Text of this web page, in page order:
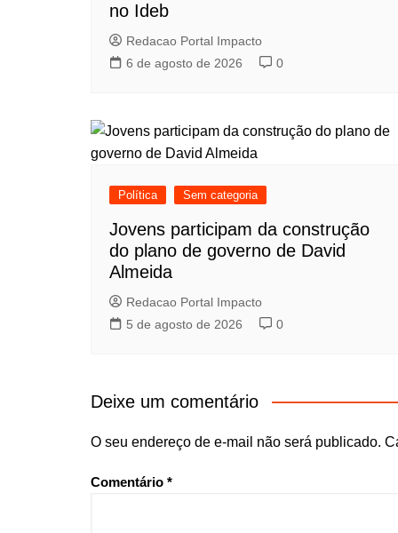
no Ideb
Redacao Portal Impacto
6 de agosto de 2026
0
Política Sem categoria
Jovens participam da construção
do plano de governo de David
Almeida
Redacao Portal Impacto
5 de agosto de 2026
0
Deixe um comentário
O seu endereço de e-mail não será publicado.
Comentário *